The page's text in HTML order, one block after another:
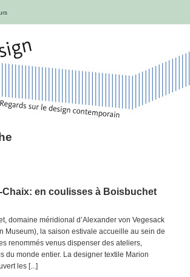
Chaix: en coulisses à Boisbuchet
domaine méridional d’Alexander von Vegesack
Museum), la saison estivale accueille au sein de
renommés venus dispenser des ateliers,
du monde entier. La designer textile Marion
les [...]